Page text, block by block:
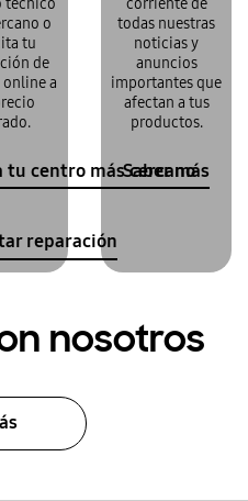
técnico
o
tu
de
online a
tu centro más cercano
reparación
corriente de
todas nuestras
noticias y
anuncios
importantes que
afectan a tus
productos.
Saber más
nosotros